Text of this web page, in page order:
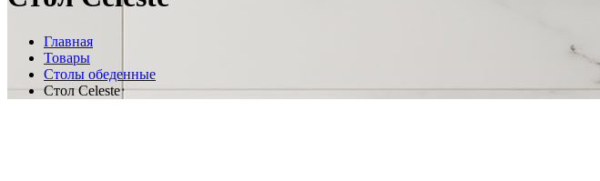
Главная
Товары
Столы обеденные
Стол Celeste